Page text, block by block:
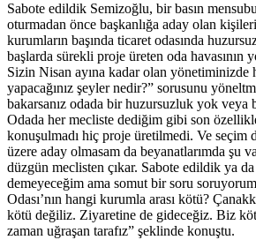
Sabote edildik Semizoğlu, bir basın
oturmadan önce başkanlığa aday olan
kurumların başında ticaret odasında
başlarda sürekli proje üreten oda havasının
Sizin Nisan ayına kadar olan yönetiminizde
yapacağınız şeyler nedir?” sorusunu
bakarsanız odada bir huzursuzluk yok veya
Odada her mecliste dediğim gibi son
konuşulmadı hiç proje üretilmedi. Ve seçim
üzere aday olmasam da beyanatlarımda şu
düzgün meclisten çıkar. Sabote edildik ya da
demeyeceğim ama somut bir soru
Odası’nın hangi kurumla arası kötü?
kötü değiliz. Ziyaretine de gideceğiz. Biz
zaman uğraşan tarafız” şeklinde konuştu.